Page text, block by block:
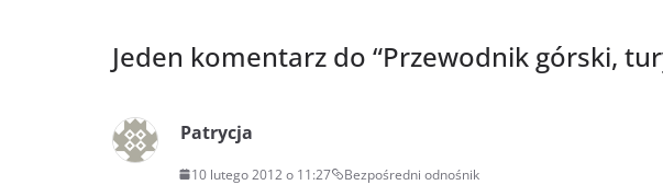
Jeden komentarz do “Przewodnik górski,
Patrycja
10 lutego 2012 o 11:27 Bezpośredni odnośnik